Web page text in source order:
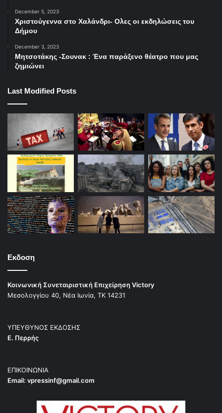
December 5, 2023
Χριστούγεννα στο Χαλάνδρι- Ολες οι εκδηλώσεις του
Δήμου
December 3, 2023
Μητσοτάκης -Σουνακ : Ένα παράξενο θέατρο που μας
ζημιώνει
Last Modified Posts
Εκδοση
Κοινωνική Συνεταιριστική Επιχείρηση Victory
Μεσολογγίου 40, Νέα Ιωνία, ΤΚ 14231
ΥΠΕΥΘΥΝΟΣ ΕΚΔΟΣΗΣ
Ε. Περρής
ΕΠΙΚΟΙΝΩΝΙΑ
Email: vpressinf@gmail.com